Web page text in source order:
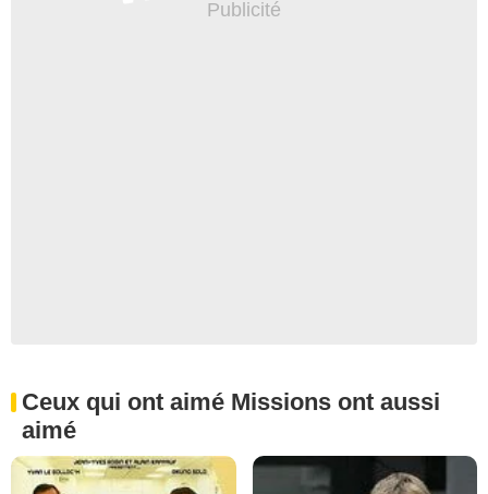
Ceux qui ont aimé Missions ont aussi
aimé